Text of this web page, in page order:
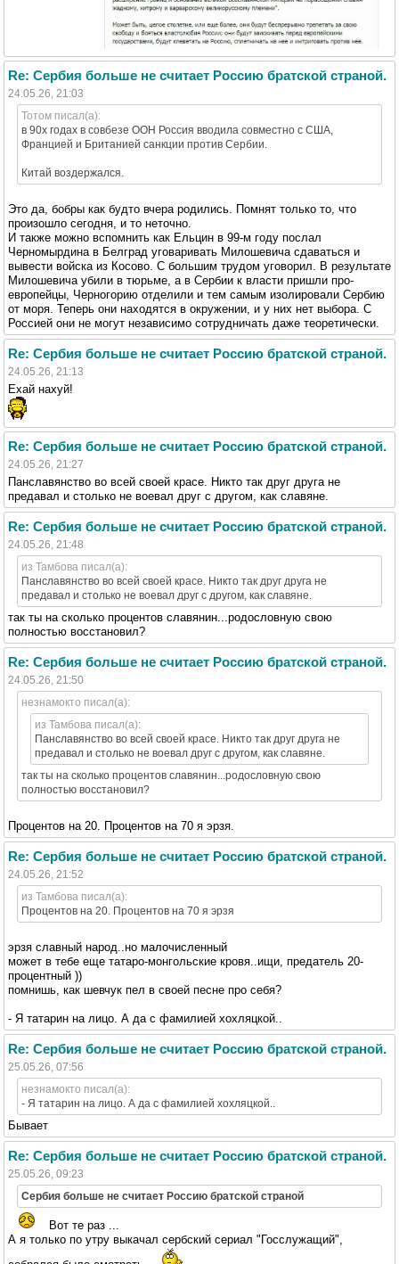
Re: Сербия больше не считает Россию братской страной.
24.05.26, 21:03
Тотом писал(а):
в 90х годах в совбезе ООН Россия вводила совместно с США,
Францией и Британией санкции против Сербии.
Китай воздержался.
Это да, бобры как будто вчера родились. Помнят только то, что
произошло сегодня, и то неточно.
И также можно вспомнить как Ельцин в 99-м году послал
Черномырдина в Белград уговаривать Милошевича сдаваться и
вывести войска из Косово. С большим трудом уговорил. В результате
Милошевича убили в тюрьме, а в Сербии к власти пришли про-
европейцы, Черногорию отделили и тем самым изолировали Сербию
от моря. Теперь они находятся в окружении, и у них нет выбора. С
Россией они не могут независимо сотрудничать даже теоретически.
Re: Сербия больше не считает Россию братской страной.
24.05.26, 21:13
Ехай нахуй!
Re: Сербия больше не считает Россию братской страной.
24.05.26, 21:27
Панславянство во всей своей красе. Никто так друг друга не
предавал и столько не воевал друг с другом, как славяне.
Re: Сербия больше не считает Россию братской страной.
24.05.26, 21:48
из Тамбова писал(а):
Панславянство во всей своей красе. Никто так друг друга не
предавал и столько не воевал друг с другом, как славяне.
так ты на сколько процентов славянин...родословную свою
полностью восстановил?
Re: Сербия больше не считает Россию братской страной.
24.05.26, 21:50
незнамокто писал(а):
из Тамбова писал(а):
Панславянство во всей своей красе. Никто так друг друга не
предавал и столько не воевал друг с другом, как славяне.
так ты на сколько процентов славянин...родословную свою
полностью восстановил?
Процентов на 20. Процентов на 70 я эрзя.
Re: Сербия больше не считает Россию братской страной.
24.05.26, 21:52
из Тамбова писал(а):
Процентов на 20. Процентов на 70 я эрзя
эрзя славный народ..но малочисленный
может в тебе еще татаро-монгольские кровя..ищи, предатель 20-
процентный ))
помнишь, как шевчук пел в своей песне про себя?
- Я татарин на лицо. А да с фамилией хохляцкой..
Re: Сербия больше не считает Россию братской страной.
25.05.26, 07:56
незнамокто писал(а):
- Я татарин на лицо. А да с фамилией хохляцкой..
Бывает
Re: Сербия больше не считает Россию братской страной.
25.05.26, 09:23
Сербия больше не считает Россию братской страной
Вот те раз ...
А я только по утру выкачал сербский сериал "Госслужащий",